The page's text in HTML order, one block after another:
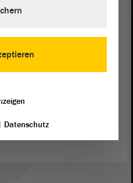
im Innenausschuss zu
Datenschutz